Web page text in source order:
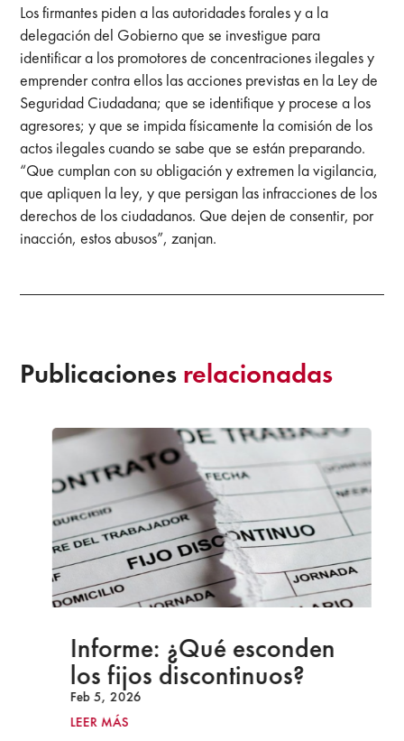
Los firmantes piden a las autoridades forales y a la
delegación del Gobierno que se investigue para
identificar a los promotores de concentraciones ilegales y
emprender contra ellos las acciones previstas en la Ley de
Seguridad Ciudadana; que se identifique y procese a los
agresores; y que se impida físicamente la comisión de los
actos ilegales cuando se sabe que se están preparando.
“Que cumplan con su obligación y extremen la vigilancia,
que apliquen la ley, y que persigan las infracciones de los
derechos de los ciudadanos. Que dejen de consentir, por
inacción, estos abusos”, zanjan.
Publicaciones relacionadas
Informe: ¿Qué esconden
los fijos discontinuos?
Feb 5, 2026
LEER MÁS